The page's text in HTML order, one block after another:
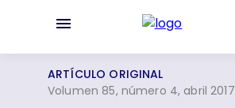
ARTÍCULO ORIGINAL
Volumen 85, número 4, abril 2017